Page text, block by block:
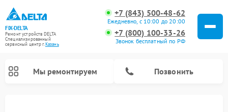
FIX-DELTA
Ремонт устройств DELTA
Специализированный
cервисный центр г.Казань
+7 (843) 500-48-62
Ежедневно, с 10:00 до 20:00
+7 (800) 100-33-26
Звонок бесплатный по РФ
Мы ремонтируем Позвонить